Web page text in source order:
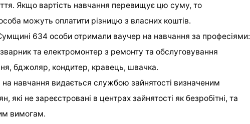
Якщо вартість навчання перевищує цю суму, то
можуть оплатити різницю з власних коштів.
634 особи отримали ваучер на навчання за професіями:
та електромонтер з ремонту та обслуговування
бджоляр, кондитер, кравець, швачка.
навчання видається службою зайнятості визначеним
які не зареєстровані в центрах зайнятості як безробітні, та
вимогам.